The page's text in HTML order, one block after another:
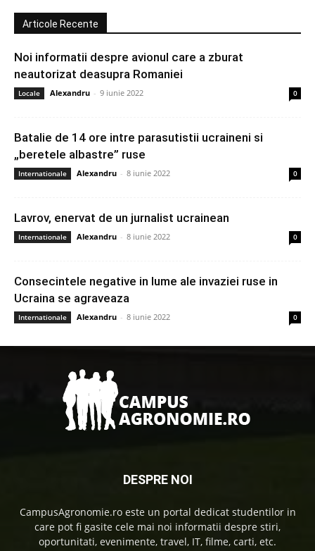
Articole Recente
Noi informatii despre avionul care a zburat
neautorizat deasupra Romaniei
Locale Alexandru - 9 iunie 2022 0
Batalie de 14 ore intre parasutistii ucraineni si
„beretele albastre” ruse
Internationale Alexandru - 8 iunie 2022 0
Lavrov, enervat de un jurnalist ucrainean
Internationale Alexandru - 8 iunie 2022 0
Consecintele negative in lume ale invaziei ruse in
Ucraina se agraveaza
Internationale Alexandru - 8 iunie 2022 0
DESPRE NOI
CampusAgronomie.ro este un portal dedicat studentilor in
care pot fi gasite cele mai noi informatii despre stiri,
oportunitati, evenimente, travel, IT, filme, carti, etc.